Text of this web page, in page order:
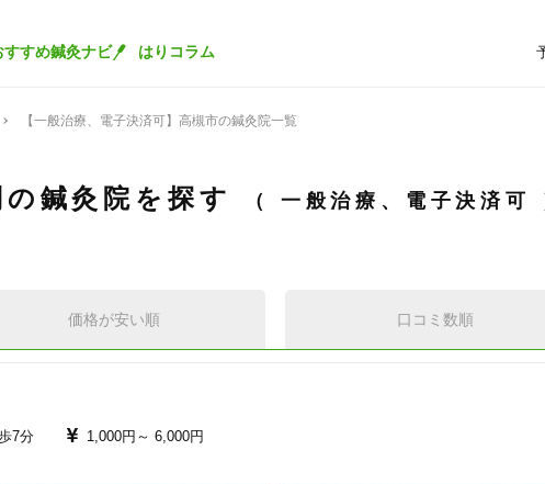
すすめ鍼灸ナビ はりコラム
【一般治療、電子決済可】高槻市の鍼灸院一覧
鍼灸院を探す 一般治療、電子決済可
価格が安い順 口コミ数順
7分 1,000円～ 6,000円